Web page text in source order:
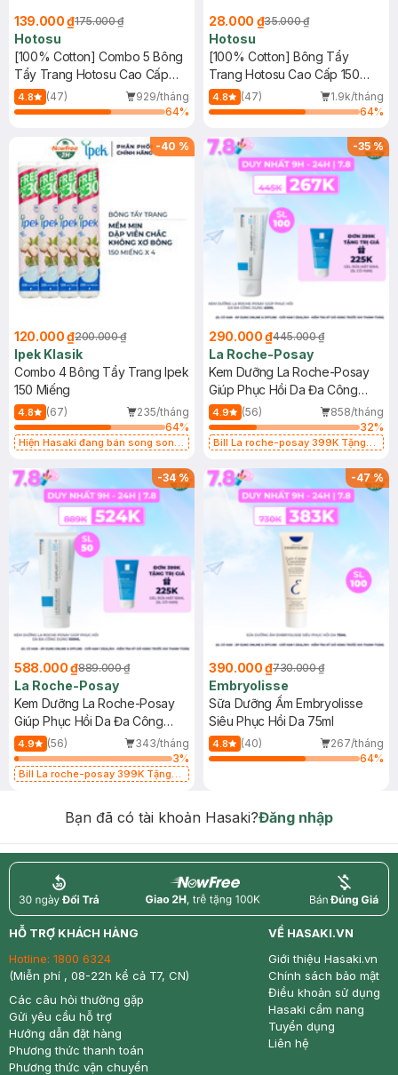
139.000 ₫175.000 ₫
Hotosu
[100% Cotton] Combo 5 Bông
Tẩy Trang Hotosu Cao Cấp
150 Miếng
4.8 (47)
929/tháng
64%
28.000 ₫35.000 ₫
Hotosu
[100% Cotton] Bông Tẩy
Trang Hotosu Cao Cấp 150
Miếng
4.8 (47)
1.9k/tháng
64%
-40 %
120.000 ₫200.000 ₫
Ipek Klasik
Combo 4 Bông Tẩy Trang Ipek
150 Miếng
4.8 (67)
235/tháng
64%
Hiện Hasaki đang bán song song
-35%
290.000 ₫445.000 ₫
La Roche-Posay
Kem Dưỡng La Roche-Posay
Giúp Phục Hồi Da Đa Công
Dụng 40ml
4.9 (56)
858/tháng
32%
Bill La roche-posay 399K Tặng
(SL có hạn)
-34%
588.000 ₫889.000 ₫
La Roche-Posay
Kem Dưỡng La Roche-Posay
Giúp Phục Hồi Da Đa Công
Dụng 100ml
4.9 (56)
343/tháng
3%
Bill La roche-posay 399K Tặng
-47%
390.000 ₫730.000 ₫
Embryolisse
Sữa Dưỡng Ẩm Embryolisse
Siêu Phục Hồi Da 75ml
4.8 (40)
267/tháng
64%
Bạn đã có tài khoản Hasaki?Đăng nhập
return nowfree price
HỖ TRỢ KHÁCH HÀNG
Hotline: 1800 6324
(Miễn phí , 08-22h kể cả T7, CN)
Các câu hỏi thường gặp
Gửi yêu cầu hỗ trợ
Hướng dẫn đặt hàng
Phương thức thanh toán
Phương thức vận chuyển
VỀ HASAKI.VN
Giới thiệu Hasaki.vn
Chính sách bảo mật
Điều khoản sử dụng
Hasaki cẩm nang
Tuyển dụng
Liên hệ